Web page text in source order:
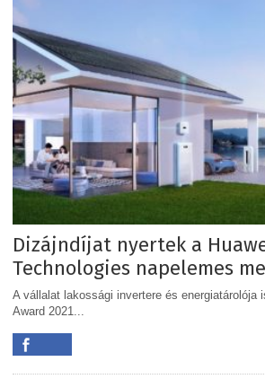
Dizájndíjat nyertek a
Technologies napelemes
A vállalat lakossági invertere és energiatárolója
Award 2021...